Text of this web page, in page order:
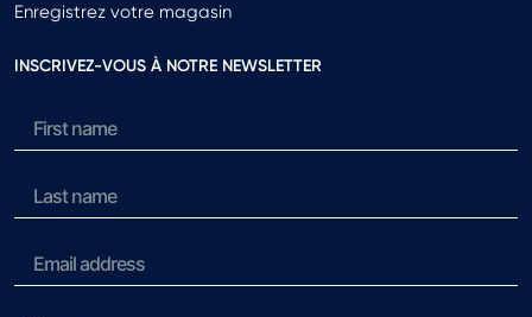
Enregistrez votre magasin
INSCRIVEZ-VOUS À NOTRE NEWSLETTER